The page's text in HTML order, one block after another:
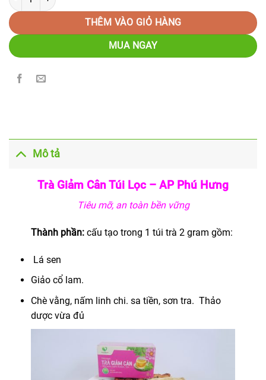
THÊM VÀO GIỎ HÀNG
MUA NGAY
Mô tả
Trà Giảm Cân Túi Lọc – AP Phú Hưng
Tiêu mỡ, an toàn bền vững
Thành phần:cấu tạo trong 1 túi trà 2 gram gồm:
Lá sen
Giảo cổ lam.
Chè vằng, nấm linh chi. sa tiền, sơn tra. Thảo
dược vừa đủ